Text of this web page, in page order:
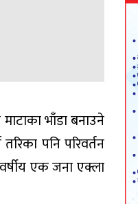
भाँडा बनाउने
पनि परिवर्तन
एक जना एक्ला